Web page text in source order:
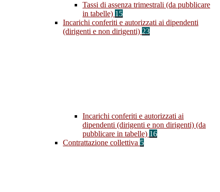
Tassi di assenza trimestrali (da pubblicare
in tabelle) 15
Incarichi conferiti e autorizzati ai dipendenti
(dirigenti e non dirigenti) 23
Incarichi conferiti e autorizzati ai
dipendenti (dirigenti e non dirigenti) (da
pubblicare in tabelle) 16
Contrattazione collettiva 5